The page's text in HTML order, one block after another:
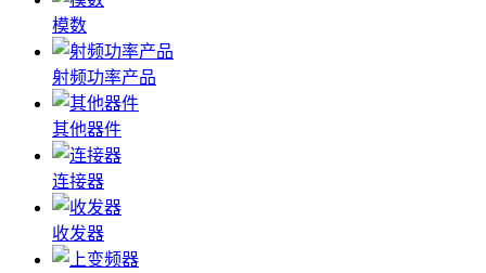
模数
射频功率产品
其他器件
连接器
收发器